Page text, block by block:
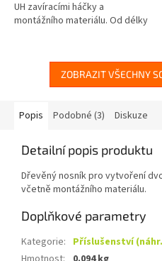
UH zavíracími háčky a
montážního materiálu. Od délky
ZOBRAZIT VŠECHNY
Popis Podobné (3) Diskuze
Detailní popis produktu
Dřevěný nosník pro vytvoření
včetně montážního materiálu.
Doplňkové parametry
Kategorie: Příslušenství